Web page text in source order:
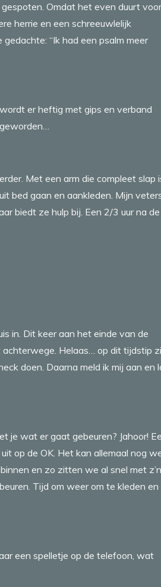
Omdat het even duurt
herrie en een schreeuwlelijk
“Ik had een psalm meer
er heftig met gips en verband
Met een arm die compleet slap
bed gaan en aankleden. Mijn
biedt ze hulp bij. Een 2/3 uur na de
in. Dit keer aan het einde van de
achterwege. Helaas… op dit tijdstip
doen. Daarna meld ik mij aan en
je wat er gaat gebeuren? Jahoor!
op de OK. Het kan allemaal nog
en zo zitten we al snel met z’n
Tijd om weer om te kleden
een spelletje op de telefoon, wat